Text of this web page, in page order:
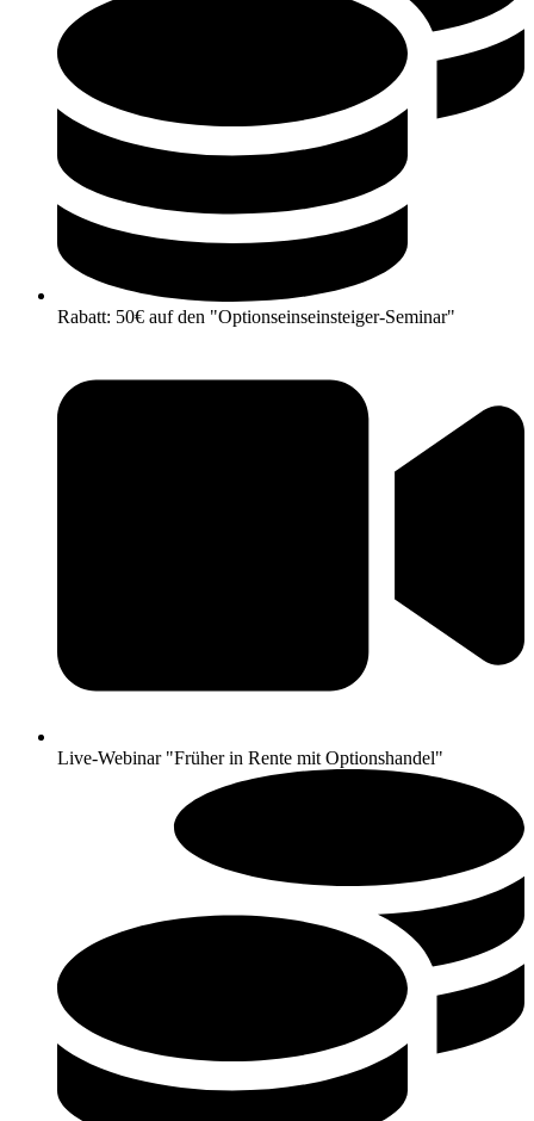
Rabatt: 50€ auf den "Optionseinseinsteiger-Seminar"
Live-Webinar "Früher in Rente mit Optionshandel"